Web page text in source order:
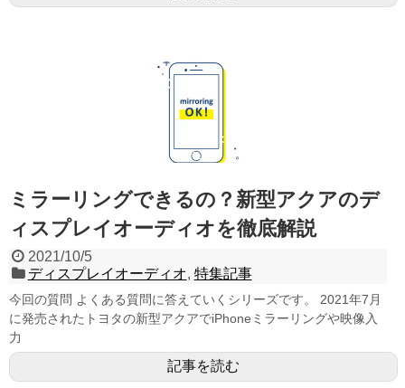
ミラーリングできるの？新型アクアのデ
ィスプレイオーディオを徹底解説
2021/10/5
ディスプレイオーディオ, 特集記事
今回の質問 よくある質問に答えていくシリーズです。 2021年7月
に発売されたトヨタの新型アクアでiPhoneミラーリングや映像入
力
記事を読む